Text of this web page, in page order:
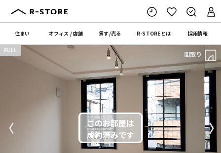
住まい オフィス /店舗 貸す/売る R-STOREとは 採用情報
〈 〉
FULL 間取り